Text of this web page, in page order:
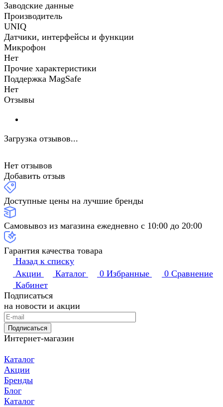
Заводские данные
Производитель
UNIQ
Датчики, интерфейсы и функции
Микрофон
Нет
Прочие характеристики
Поддержка MagSafe
Нет
Отзывы
Загрузка отзывов...
Нет отзывов
Добавить отзыв
Доступные цены на лучшие бренды
Самовывоз из магазина ежедневно с 10:00 до 20:00
Гарантия качества товара
Назад к списку
Акции
Каталог 0 Избранные 0 Сравнение
Кабинет
Подписаться
на новости и акции
Подписаться
Интернет-магазин
Каталог
Акции
Бренды
Блог
Каталог